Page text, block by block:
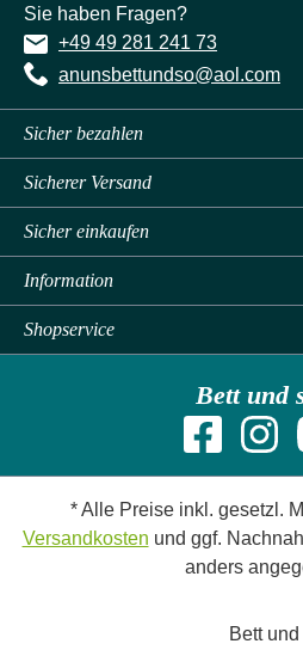
Sie haben Fragen?
+49 49 281 241 73
anunsbettundso@aol.com
Sicher bezahlen
Sicherer Versand
Sicher einkaufen
Bett und
Information
Shopservice
* Alle Preise inkl. gesetzl.
Versandkosten und ggf.
anders
Bett und